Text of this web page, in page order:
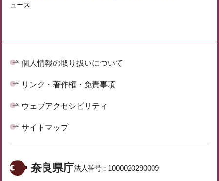
ュース
個人情報の取り扱いについて
リンク・著作権・免責事項
ウェブアクセシビリティ
サイトマップ
奈良県庁法人番号： 1000020290009